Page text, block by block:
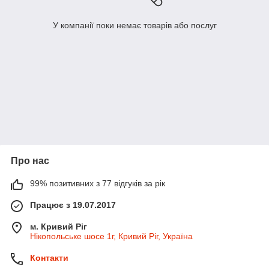
У компанії поки немає товарів або послуг
Про нас
99% позитивних з 77 відгуків за рік
Працює з 19.07.2017
м. Кривий Ріг
Нікопольське шосе 1г, Кривий Ріг, Україна
Контакти